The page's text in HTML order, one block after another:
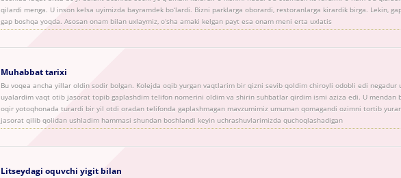
qilardi menga. U inson kelsa uyimizda bayramdek boʻlardi. Bizni parklarga oborardi, restoranlarga kirardik birga. Lekin,
gap boshqa yoqda. Asosan onam bilan uxlaymiz, oʻsha amaki kelgan payt esa onam meni erta uxlatis
Muhabbat tarixi
Bu voqea ancha yillar oldin sodir bolgan. Kolejda oqib yurgan vaqtlarim bir qizni sevib qoldim chiroyli odobli edi negadur
uyalardim vaqt otib jasorat topib gaplashdim telifon nomerini oldim va shirin suhbatlar qirdim ismi aziza edi. U mendan
oqir yotoqhonada turardi bir yil otdi oradan telifonda gaplashmagan mavzumimiz umuman qomagandi ozimni tortib
jasorat qilib qolidan ushladim hammasi shundan boshlandi keyin uchrashuvlarimizda quchoqlashadigan
Litseydagi oquvchi yigit bilan